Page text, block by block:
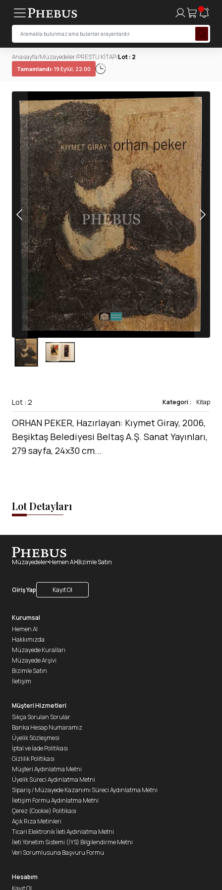
Anasayfa/Müzayedeler/PRESTİJ KİTAP/Lot : 2
Tamamlandı: 19 Eylül, 22:00
Lot : 2 Kategori : Kitap
ORHAN PEKER, Hazırlayan: Kıymet Giray, 2006,
Beşiktaş Belediyesi Beltaş A.Ş. Sanat Yayınları,
279 sayfa, 24x30 cm...
Lot Detayları
Müzayedeler Hemen Al Bizimle Satın
Giriş Yap Kayıt Ol
Kurumsal
Hemen Al
Hakkımızda
Müzayede Kuralları
Müzayede Arşivi
Bizimle Satın
İletişim
Müşteri Hizmetleri
Sıkça Sorulan Sorular
Banka Hesap Numaramız
Üyelik Sözleşmesi
İptal ve İade Politikası
Gizlilik Politikası
Müşteri Aydınlatma Metni
Üyelik Süreci Aydınlatma Metni
Sipariş / Müzayede Kazanımı Süreci Aydınlatma Metni
İletişim Formu Aydınlatma Metni
Çerez (Cookie) Politikası
Açık Rıza Metinleri
Ticari Elektronik İleti Aydınlatma Metni
İleti Yönetim Sistemi (İYS) Bilgilendirme Metni
Veri Sorumlusuna Başvuru Formu
Hesabım
Kayıt Ol